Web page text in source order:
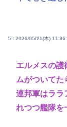
5 : 2026/05/21(木)
エルメスの護
ムがついてた
連邦軍はララ
れつつ艦隊を